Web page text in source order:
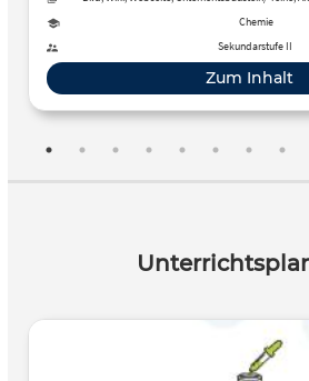
Chemie
Sekundarstufe II
Zum Inhalt